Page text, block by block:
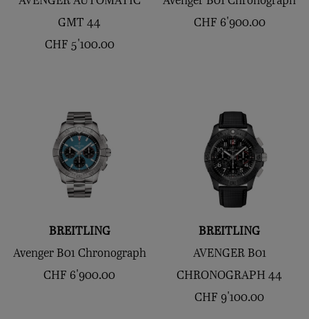
GMT 44
CHF 5'100.00
CHF 6'900.00
BREITLING
Avenger B01 Chronograph
CHF 6'900.00
BREITLING
AVENGER B01
CHRONOGRAPH 44
CHF 9'100.00